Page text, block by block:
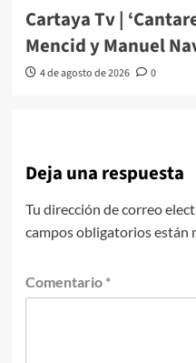
Cartaya Tv |
Mencid y Manuel
4 de agosto de 2026 0
Deja una respuesta
Tu dirección de correo
campos obligatorios están
Comentario *